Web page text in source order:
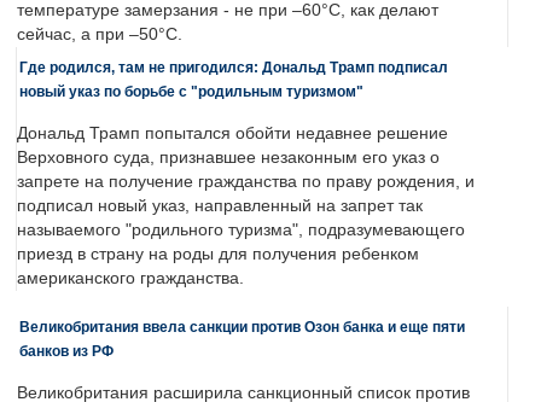
температуре замерзания - не при –60°C, как делают
сейчас, а при –50°C.
Где родился, там не пригодился: Дональд Трамп подписал
новый указ по борьбе с "родильным туризмом"
Дональд Трамп попытался обойти недавнее решение
Верховного суда, признавшее незаконным его указ о
запрете на получение гражданства по праву рождения, и
подписал новый указ, направленный на запрет так
называемого "родильного туризма", подразумевающего
приезд в страну на роды для получения ребенком
американского гражданства.
Великобритания ввела санкции против Озон банка и еще пяти
банков из РФ
Великобритания расширила санкционный список против